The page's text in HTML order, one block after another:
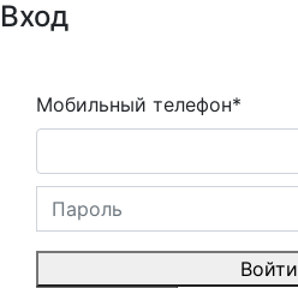
Вход
Мобильный телефон*
Войти